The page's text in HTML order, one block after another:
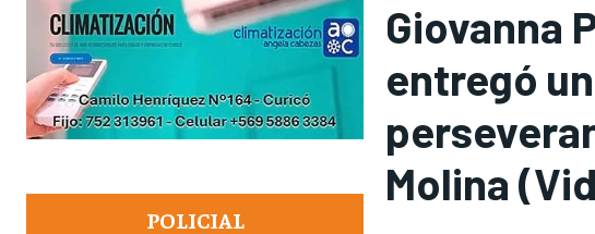
POLICIAL
Giovanna
entregó
Molina